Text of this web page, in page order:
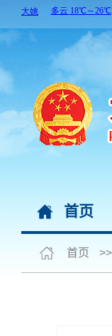
首页
首页 >>